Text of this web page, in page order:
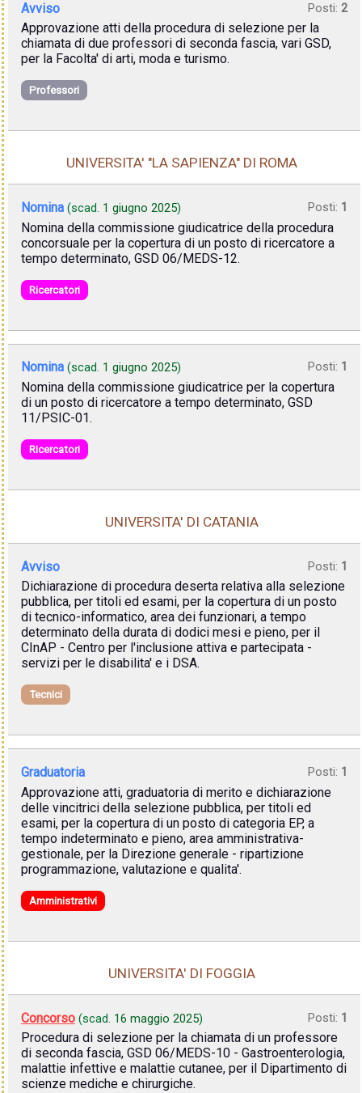
Avviso Posti: 2
Approvazione atti della procedura di selezione per la
chiamata di due professori di seconda fascia, vari GSD,
per la Facolta' di arti, moda e turismo.
Professori
UNIVERSITA' "LA SAPIENZA" DI ROMA
Nomina (scad. 1 giugno 2025) Posti: 1
Nomina della commissione giudicatrice della procedura
concorsuale per la copertura di un posto di ricercatore a
tempo determinato, GSD 06/MEDS-12.
Ricercatori
Nomina (scad. 1 giugno 2025) Posti: 1
Nomina della commissione giudicatrice per la copertura
di un posto di ricercatore a tempo determinato, GSD
11/PSIC-01.
Ricercatori
UNIVERSITA' DI CATANIA
Avviso Posti: 1
Dichiarazione di procedura deserta relativa alla selezione
pubblica, per titoli ed esami, per la copertura di un posto
di tecnico-informatico, area dei funzionari, a tempo
determinato della durata di dodici mesi e pieno, per il
CInAP - Centro per l'inclusione attiva e partecipata -
servizi per le disabilita' e i DSA.
Tecnici
Graduatoria Posti: 1
Approvazione atti, graduatoria di merito e dichiarazione
delle vincitrici della selezione pubblica, per titoli ed
esami, per la copertura di un posto di categoria EP, a
tempo indeterminato e pieno, area amministrativa-
gestionale, per la Direzione generale - ripartizione
programmazione, valutazione e qualita'.
Amministrativi
UNIVERSITA' DI FOGGIA
Concorso (scad. 16 maggio 2025) Posti: 1
Procedura di selezione per la chiamata di un professore
di seconda fascia, GSD 06/MEDS-10 - Gastroenterologia,
malattie infettive e malattie cutanee, per il Dipartimento di
scienze mediche e chirurgiche.